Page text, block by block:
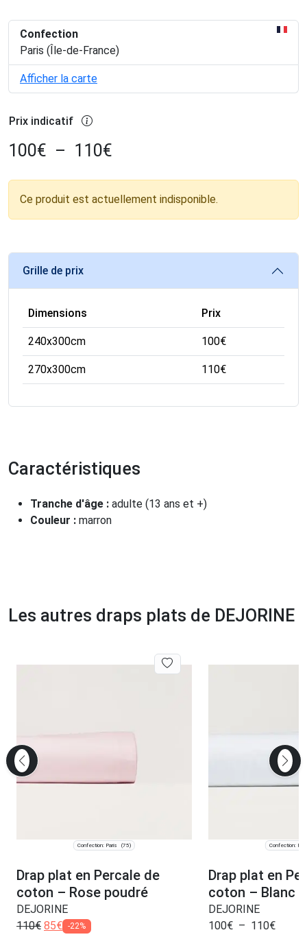
Confection
Paris (Île-de-France)
Afficher la carte
Prix indicatif
100€ – 110€
Ce produit est actuellement indisponible.
Grille de prix
Dimensions Prix
240x300cm 100€
270x300cm 110€
Caractéristiques
Tranche d'âge : adulte (13 ans et +)
Couleur : marron
Les autres draps plats de DEJORINE
Confection: Paris (75)
Drap plat en Percale de
coton – Rose poudré
DEJORINE
110€ 85€ -22%
Confection:
Drap plat en
coton – Blanc
DEJORINE
100€ – 110€